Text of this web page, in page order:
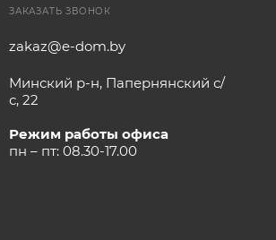
ЗАКАЗАТЬ ЗВОНОК
zakaz@e-dom.by
Минский р-н, Папернянский с/
с, 22
Режим работы офиса
пн – пт: 08.30-17.00